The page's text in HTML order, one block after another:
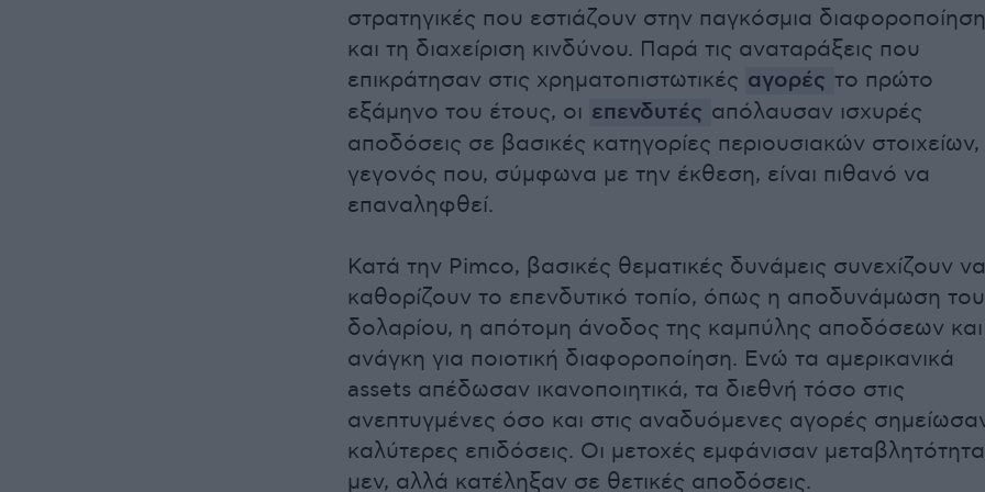
στρατηγικές που εστιάζουν στην παγκόσμια διαφοροποίηση
και τη διαχείριση κινδύνου. Παρά τις αναταράξεις που
επικράτησαν στις χρηματοπιστωτικές αγορές το πρώτο
εξάμηνο του έτους, οι επενδυτές απόλαυσαν ισχυρές
αποδόσεις σε βασικές κατηγορίες περιουσιακών στοιχείων,
γεγονός που, σύμφωνα με την έκθεση, είναι πιθανό να
επαναληφθεί.
Κατά την Pimco, βασικές θεματικές δυνάμεις συνεχίζουν να
καθορίζουν το επενδυτικό τοπίο, όπως η αποδυνάμωση του
δολαρίου, η απότομη άνοδος της καμπύλης αποδόσεων
ανάγκη για ποιοτική διαφοροποίηση. Ενώ τα αμερικανικά
assets απέδωσαν ικανοποιητικά, τα διεθνή τόσο στις
ανεπτυγμένες όσο και στις αναδυόμενες αγορές
καλύτερες επιδόσεις. Οι μετοχές εμφάνισαν μεταβλητότητα
μεν, αλλά κατέληξαν σε θετικές αποδόσεις.